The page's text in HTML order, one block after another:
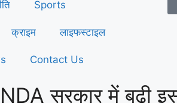
Sports
क्राइम लाइफस्टाइल
Contact Us
सरकार में बढ़ी